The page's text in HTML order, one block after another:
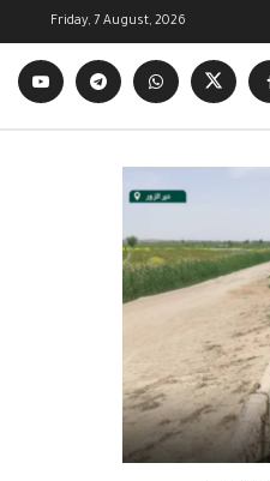
Friday, 7 August, 2026